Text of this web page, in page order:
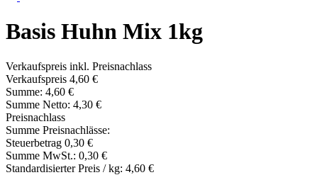
Basis Huhn Mix 1kg
Verkaufspreis inkl. Preisnachlass
Verkaufspreis 4,60 €
Summe: 4,60 €
Summe Netto: 4,30 €
Preisnachlass
Summe Preisnachlässe:
Steuerbetrag 0,30 €
Summe MwSt.: 0,30 €
Standardisierter Preis / kg: 4,60 €